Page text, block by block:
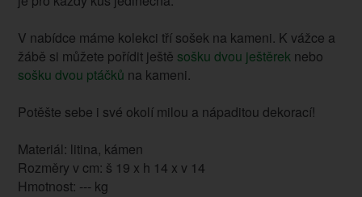
V nabídce máme kolekci tří sošek na kameni. K vážce a
žábě si můžete pořídit ještě sošku dvou ještěreknebo
sošku dvou ptáčků na kameni.
Potěšte sebe i své okolí milou a nápaditou dekorací!
Materiál: litina, kámen
Rozměry v cm: š 19 x h 14 x v 14
Hmotnost: --- kg